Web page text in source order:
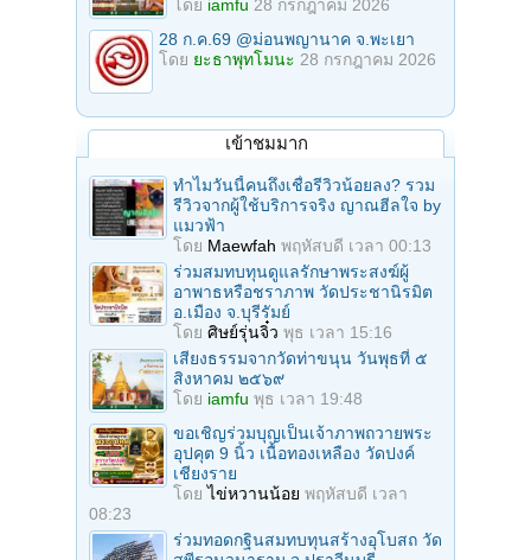
โดย iamfu 28 กรกฎาคม 2026
28 ก.ค.69 @ม่อนพญานาค จ.พะเยา
โดย ยะธาพุทโมนะ 28 กรกฎาคม 2026
เข้าชมมาก
ทำไมวันนี้คนถึงเชื่อรีวิวน้อยลง? รวม
รีวิวจากผู้ใช้บริการจริง ญาณฮีลใจ by
แมวฟ้า
โดย Maewfah พฤหัสบดี เวลา 00:13
ร่วมสมทบทุนดูแลรักษาพระสงฆ์ผู้
อาพาธหรือชราภาพ วัดประชานิรมิต
อ.เมือง จ.บุรีรัมย์
โดย ศิษย์รุ่นจิ๋ว พุธ เวลา 15:16
เสียงธรรมจากวัดท่าขนุน วันพุธที่ ๕
สิงหาคม ๒๕๖๙
โดย iamfu พุธ เวลา 19:48
ขอเชิญร่วมบุญเป็นเจ้าภาพถวายพระ
อุปคุต 9 นิ้ว เนื้อทองเหลือง วัดปงค์
เชียงราย
โดยไข่หวานน้อย พฤหัสบดี เวลา
08:23
ร่วมทอดกฐินสมทบทุนสร้างอุโบสถ วัด